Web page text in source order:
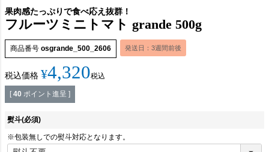
果肉感たっぷりで食べ応え抜群！
フルーツミニトマト grande 500g
商品番号 osgrande_500_2606 発送日：3週間前後
税込価格 ¥4,320税込
[ 40 ポイント進呈 ]
熨斗(必須)
※包装無しでの熨斗対応となります。